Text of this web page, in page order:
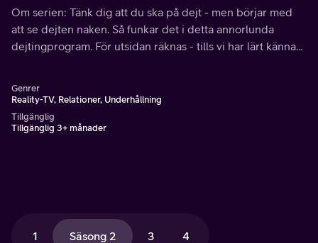
Om serien: Tänk dig att du ska på dejt - men börjar med
att se dejten naken. Så funkar det i detta annorlunda
dejtingprogram. För utsidan räknas - tills vi har lärt känna
Genrer
Reality-TV, Relationer, Underhållning
Tillgänglig
Tillgänglig 3+ månader
1 Säsong 2 3 4